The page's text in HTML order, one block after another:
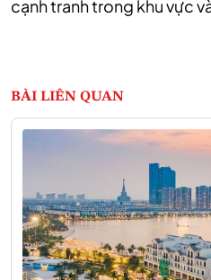
cạnh tranh trong khu vực
BÀI LIÊN QUAN